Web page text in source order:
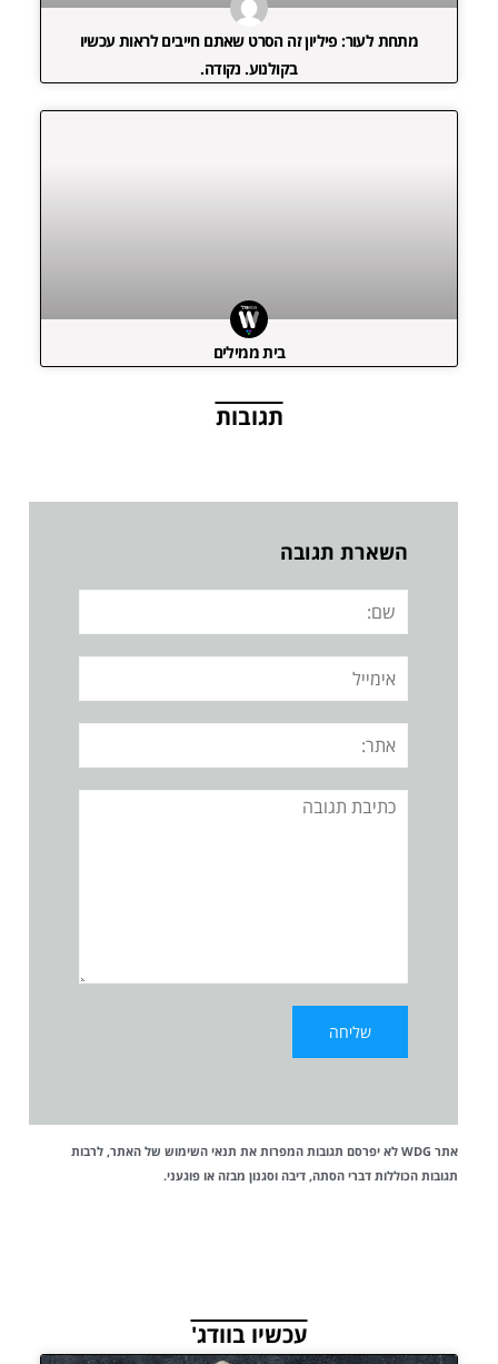
מתחת לעור: פיליון זה הסרט שאתם חייבים לראות עכשיו
בקולנוע. נקודה.
בית ממילים
תגובות
השארת תגובה
שם:
אימייל
אתר:
תגובה
אתר WDG לא יפרסם תגובות המפרות את תנאי השימוש של האתר, לרבות
תגובות הכוללות דברי הסתה, דיבה וסגנון מבזה או פוגעני.
עכשיו בוודג'